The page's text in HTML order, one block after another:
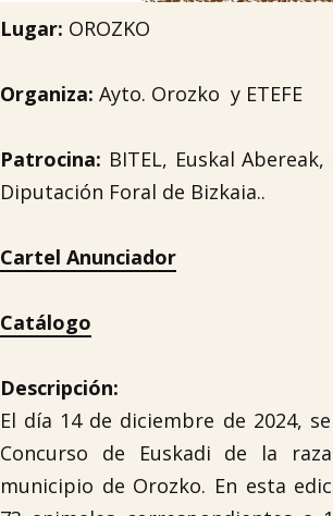
Lugar: OROZKO
Organiza: Ayto. Orozko y ETEFE
Patrocina: BITEL, Euskal
Diputación Foral de Bizkaia..
Cartel Anunciador
Catálogo
Descripción:
El día 14 de diciembre de 2024,
Concurso de Euskadi de la
municipio de Orozko. En esta